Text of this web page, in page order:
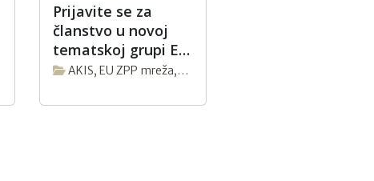
Prijavite se za
članstvo u novoj
tematskoj grupi EU
ZPP Mreže
povećanje
AKIS, EU ZPP mreža,